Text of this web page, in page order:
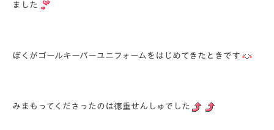
ました
ぼくがゴールキーパーユニフォームをはじめてきたときです
みまもってくださったのは徳重せんしゅでした